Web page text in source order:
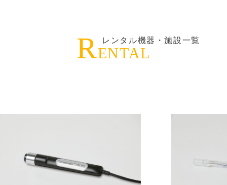
RENTAL
レンタル機器・施設一覧